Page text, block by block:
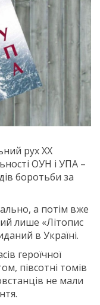
рух XX
ОУН і УПА –
боротьби за
а потім вже
лише «Літопис
в Україні.
героїчної
півсотні томів
не мали